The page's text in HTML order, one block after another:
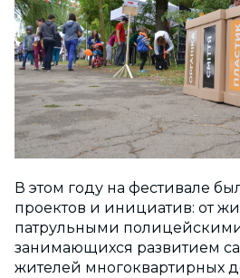
В этом году на фестивале
проектов и инициатив: от
патрульными полицейскими
занимающихся развитием
жителей многоквартирных